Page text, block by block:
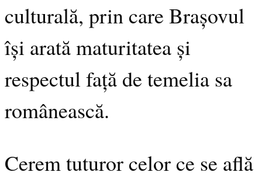
culturală, prin care Brașovul
își arată maturitatea și
respectul față de temelia sa
românească.
Cerem tuturor celor ce se află